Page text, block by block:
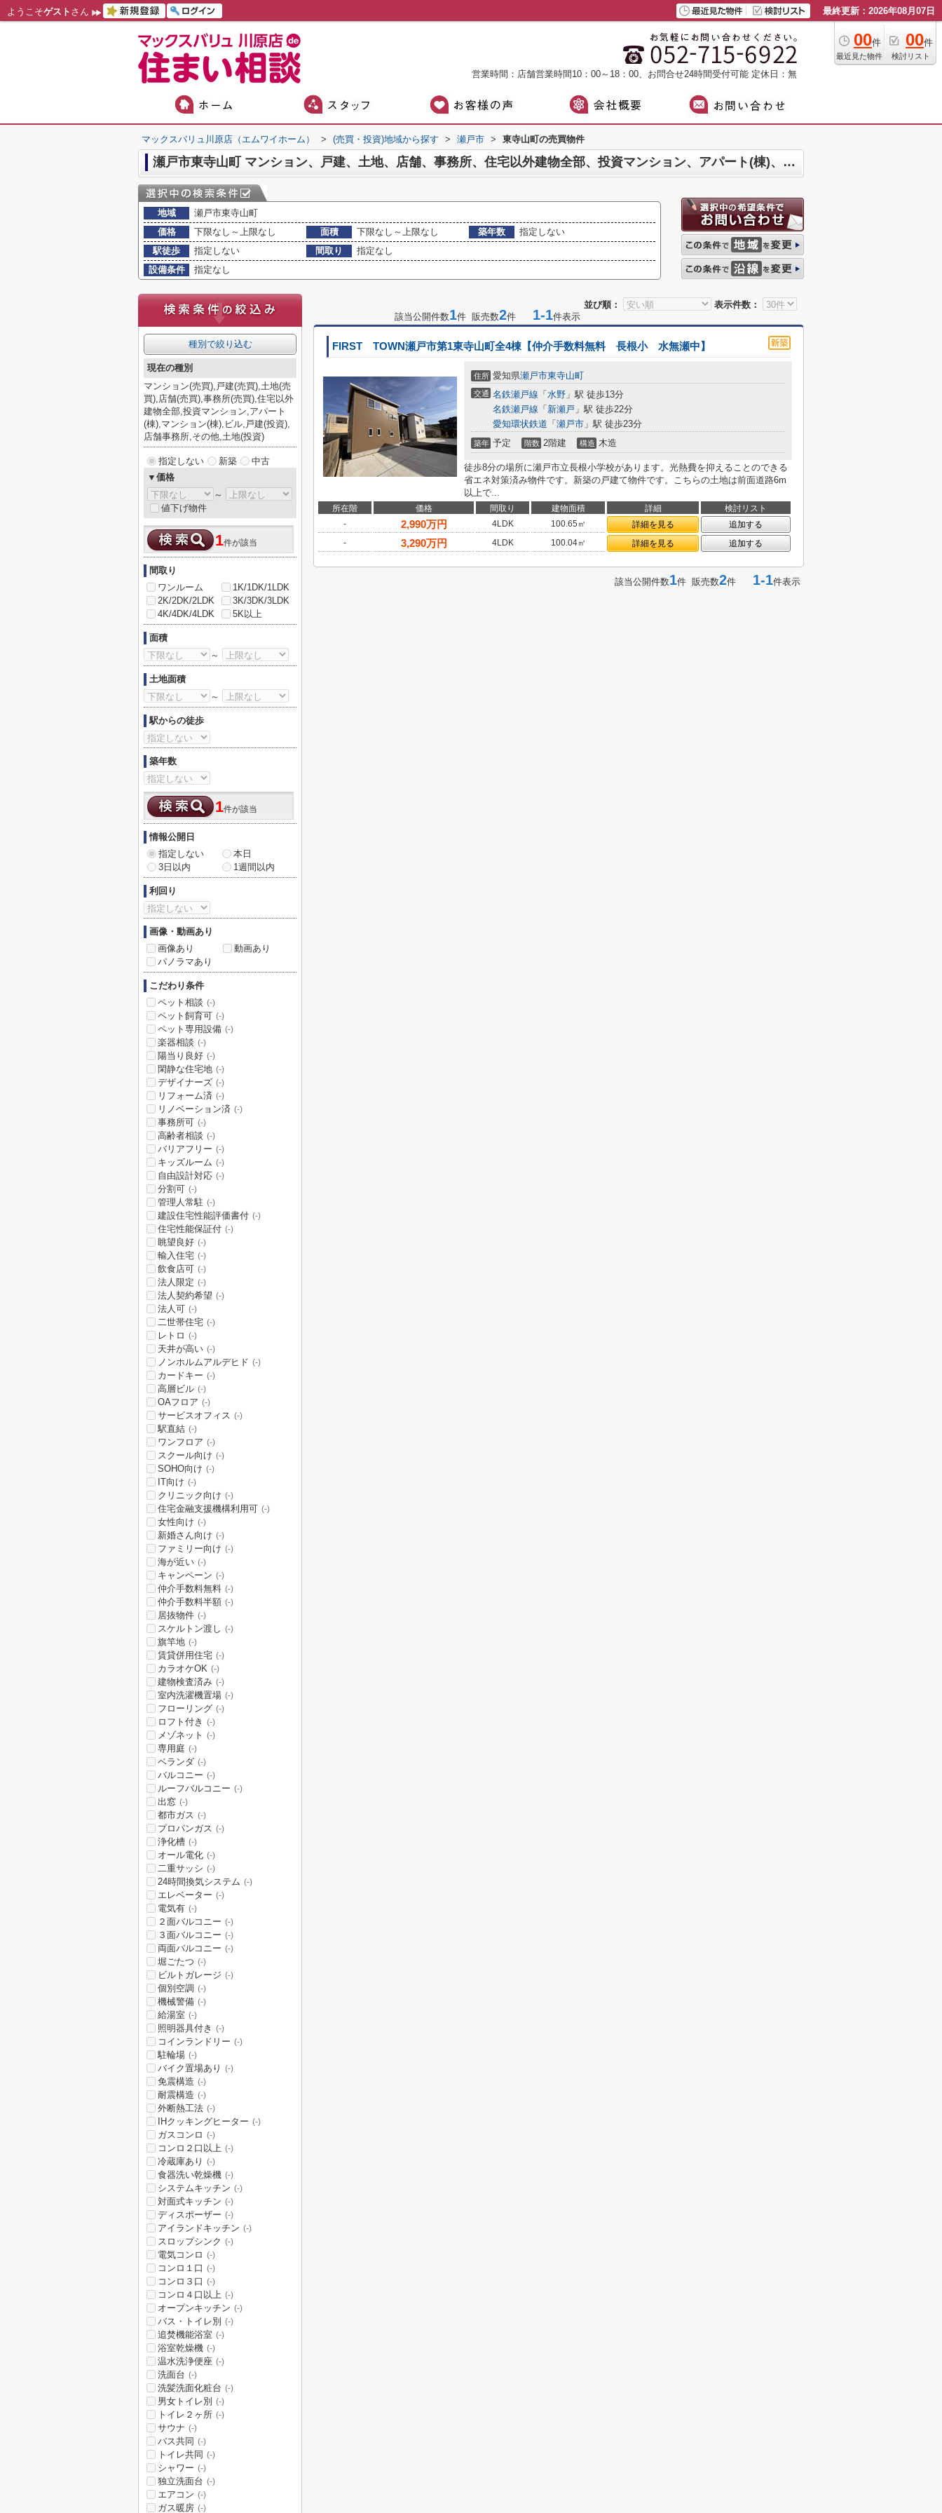
ようこそゲスト さん 最終更新：2026年08月07日
00件
最近見た物件
00件
検討リスト
営業時間：店舗営業時間10：00～18：00、お問合せ24時間受付可能 定休日：無
マックスバリュ川原店（エムワイホーム） > (売買・投資)地域から探す > 瀬戸市 > 東寺山町の売買物件
瀬戸市東寺山町 マンション、戸建、土地、店舗、事務所、住宅以外建物全部、投資マンション、アパート(棟)、マンション(棟)、ビル、戸建、店舗事務所、その他、土地一覧
地域
瀬戸市東寺山町
価格
下限なし～上限なし 面積 下限なし～上限なし 築年数
指定しない
駅徒歩
指定しない 間取り
指定なし
設備条件
指定なし
並び順：
表示件数：
該当公開件数1件 販売数2件 1-1件表示
FIRST TOWN瀬戸市第1東寺山町全4棟【仲介手数料無料 長根小 水無瀬中】
住所 愛知県瀬戸市東寺山町
交通 名鉄瀬戸線 「 水野 」駅 徒歩13分
名鉄瀬戸線 「 新瀬戸 」駅 徒歩22分
愛知環状鉄道 「 瀬戸市 」駅 徒歩23分
築年 予定 階数 2階建 構造 木造
徒歩8分の場所に瀬戸市立長根小学校があります。光熱費を抑えることのできる
省エネ対策済み物件です。新築の戸建て物件です。こちらの土地は前面道路6m
以上で...
所在階 価格 間取り 建物面積 詳細
検討リスト
-
2,990万円 4LDK 100.65㎡ 詳細を見る
追加する
-
3,290万円 4LDK 100.04㎡ 詳細を見る 追加する
該当公開件数1件 販売数2件 1-1件表示
種別で絞り込む
現在の種別
マンション(売買),戸建(売買),土地(売
買),店舗(売買),事務所(売買),住宅以外
建物全部,投資マンション,アパート
(棟),マンション(棟),ビル,戸建(投資),
店舗事務所,その他,土地(投資)
指定しない 新築
中古
▼価格
～
値下げ物件
1件が該当
間取り
ワンルーム
1K/1DK/1LDK
2K/2DK/2LDK
3K/3DK/3LDK
4K/4DK/4LDK
5K以上
面積
～
土地面積
～
駅からの徒歩
築年数
1件が該当
情報公開日
指定しない
本日
3日以内
1週間以内
利回り
画像・動画あり
画像あり
動画あり
パノラマあり
こだわり条件
ペット相談 (-)
ペット飼育可 (-)
ペット専用設備 (-)
楽器相談 (-)
陽当り良好 (-)
閑静な住宅地 (-)
デザイナーズ (-)
リフォーム済 (-)
リノベーション済 (-)
事務所可 (-)
高齢者相談 (-)
バリアフリー (-)
キッズルーム (-)
自由設計対応 (-)
分割可 (-)
管理人常駐 (-)
建設住宅性能評価書付 (-)
住宅性能保証付 (-)
眺望良好 (-)
輸入住宅 (-)
飲食店可 (-)
法人限定 (-)
法人契約希望 (-)
法人可 (-)
二世帯住宅 (-)
レトロ (-)
天井が高い (-)
ノンホルムアルデヒド (-)
カードキー (-)
高層ビル (-)
OAフロア (-)
サービスオフィス (-)
駅直結 (-)
ワンフロア (-)
スクール向け (-)
SOHO向け (-)
IT向け (-)
クリニック向け (-)
住宅金融支援機構利用可 (-)
女性向け (-)
新婚さん向け (-)
ファミリー向け (-)
海が近い (-)
キャンペーン (-)
仲介手数料無料 (-)
仲介手数料半額 (-)
居抜物件 (-)
スケルトン渡し (-)
旗竿地 (-)
賃貸併用住宅 (-)
カラオケOK (-)
建物検査済み (-)
室内洗濯機置場 (-)
フローリング (-)
ロフト付き (-)
メゾネット (-)
専用庭 (-)
ベランダ (-)
バルコニー (-)
ルーフバルコニー (-)
出窓 (-)
都市ガス (-)
プロパンガス (-)
浄化槽 (-)
オール電化 (-)
二重サッシ (-)
24時間換気システム (-)
エレベーター (-)
電気有 (-)
２面バルコニー (-)
３面バルコニー (-)
両面バルコニー (-)
堀ごたつ (-)
ビルトガレージ (-)
個別空調 (-)
機械警備 (-)
給湯室 (-)
照明器具付き (-)
コインランドリー (-)
駐輪場 (-)
バイク置場あり (-)
免震構造 (-)
耐震構造 (-)
外断熱工法 (-)
IHクッキングヒーター (-)
ガスコンロ (-)
コンロ２口以上 (-)
冷蔵庫あり (-)
食器洗い乾燥機 (-)
システムキッチン (-)
対面式キッチン (-)
ディスポーザー (-)
アイランドキッチン (-)
スロップシンク (-)
電気コンロ (-)
コンロ１口 (-)
コンロ３口 (-)
コンロ４口以上 (-)
オープンキッチン (-)
バス・トイレ別 (-)
追焚機能浴室 (-)
浴室乾燥機 (-)
温水洗浄便座 (-)
洗面台 (-)
洗髪洗面化粧台 (-)
男女トイレ別 (-)
トイレ２ヶ所 (-)
サウナ (-)
バス共同 (-)
トイレ共同 (-)
シャワー (-)
独立洗面台 (-)
エアコン (-)
ガス暖房 (-)